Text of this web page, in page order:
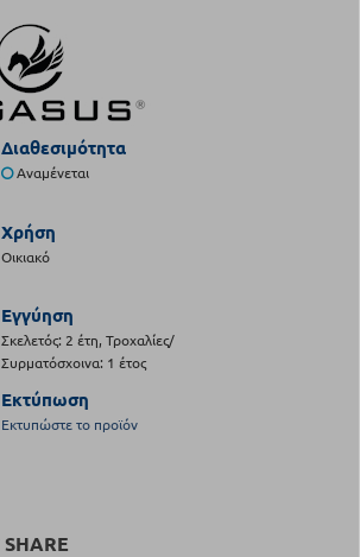
Διαθεσιμότητα
Αναμένεται
Χρήση
Οικιακό
Εγγύηση
Σκελετός: 2 έτη, Τροχαλίες/
Συρματόσχοινα: 1 έτος
Εκτύπωση
Εκτυπώστε το προϊόν
SHARE